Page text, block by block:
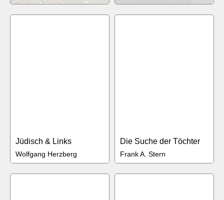
Jüdisch & Links
Wolfgang Herzberg
Die Suche der Töchter
Frank A. Stern